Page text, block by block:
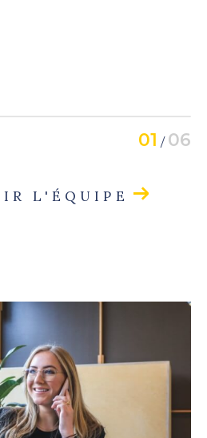
01 / 06
L'ÉQUIPE